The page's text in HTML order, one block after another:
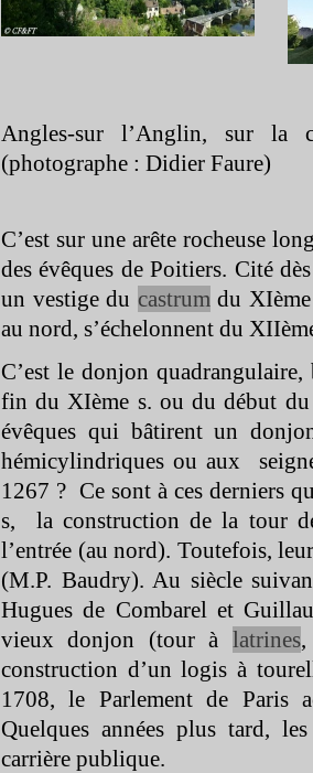
Angles-sur l’Anglin, sur la
(photographe : Didier Faure)
C’est sur une arête rocheuse
des évêques de Poitiers. Cité
un vestige du castrumdu
au nord, s’échelonnent du
C’est le donjon
fin du XIème s. ou du début
évêques qui bâtirent un
hémicylindriques ou aux
1267 ? Ce sont à ces derniers
s, la construction de la tour
l’entrée (au nord). Toutefois,
(M.P. Baudry). Au siècle
Hugues de Combarel et
vieux donjon (tour à latrines,
construction d’un logis à
1708, le Parlement de Paris
Quelques années plus tard,
carrière publique.